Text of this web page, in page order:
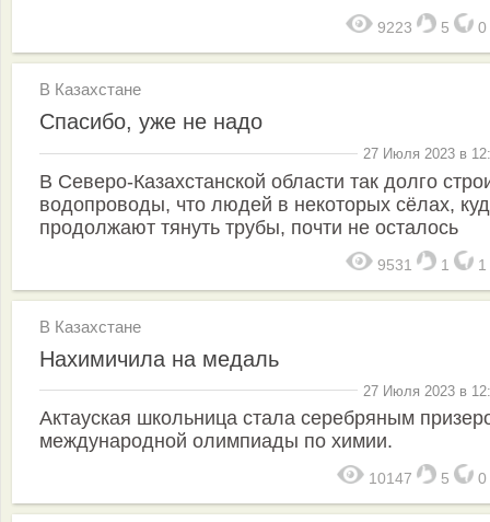
9223 5 0
В Казахстане
Спасибо, уже не надо
27 Июля 2023 в
В Северо-Казахстанской области так долго
водопроводы, что людей в некоторых сёлах,
продолжают тянуть трубы, почти не осталось
9531 1 1
В Казахстане
Нахимичила на медаль
27 Июля 2023 в
Актауская школьница стала сереб­ряным
международной олимпиады по химии.
10147 5 0